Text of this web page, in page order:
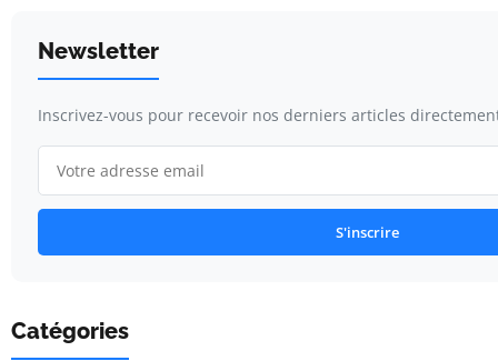
Newsletter
Inscrivez-vous pour recevoir nos derniers articles
S'inscrire
Catégories